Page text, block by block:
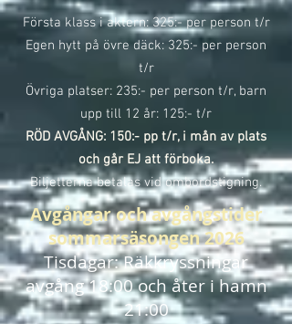
Första klass i aktern: 325:- per person t/r
Egen hytt på övre däck: 325:- per person
t/r
Övriga platser: 235:- per person t/r, barn
upp till 12 år: 125:- t/r
RÖD AVGÅNG: 150:- pp t/r, i mån av plats
och går EJ att förboka.
Biljetterna betalas vid ombordstigning.
Avgångar och avgångstider
sommarsäsongen 2026
Tisdagar: Räkkryssningar
avgång 18:00 och åter i hamn
21:00